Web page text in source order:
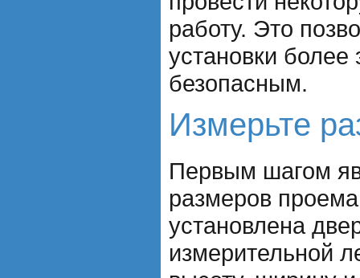
работу. Это
установки
безопасным.
Измерьте
Первым шагом
размеров
установлена
измерительной